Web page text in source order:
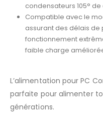
condensateurs 105°
Compatible avec le
assurant des délais
fonctionnement
faible charge
L’alimentation pour PC
parfaite pour alimenter
générations.